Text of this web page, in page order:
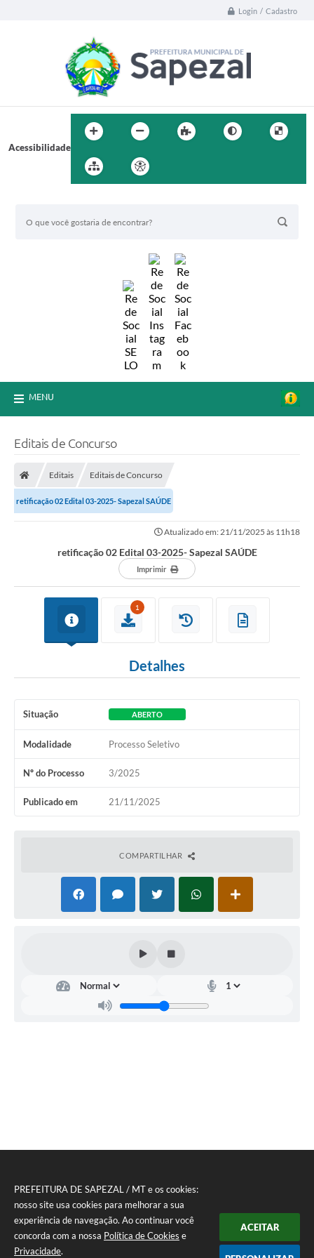
PREFEITURA DE SAPEZAL / MT e os cookies:
nosso site usa cookies para melhorar a sua
experiência de navegação. Ao continuar você
concorda com a nossa Política de Cookies e
Privacidade.
ACEITAR
Login / Cadastro
Acessibilidade
MENU
Editais de Concurso
Editais Editais de Concurso
retificação 02 Edital 03-2025- Sapezal SAÚDE
Atualizado em: 21/11/2025 às 11h18
retificação 02 Edital 03-2025- Sapezal SAÚDE
Imprimir
1
Detalhes
Situação ABERTO
Modalidade Processo Seletivo
Nº do Processo 3/2025
Publicado em 21/11/2025
COMPARTILHAR